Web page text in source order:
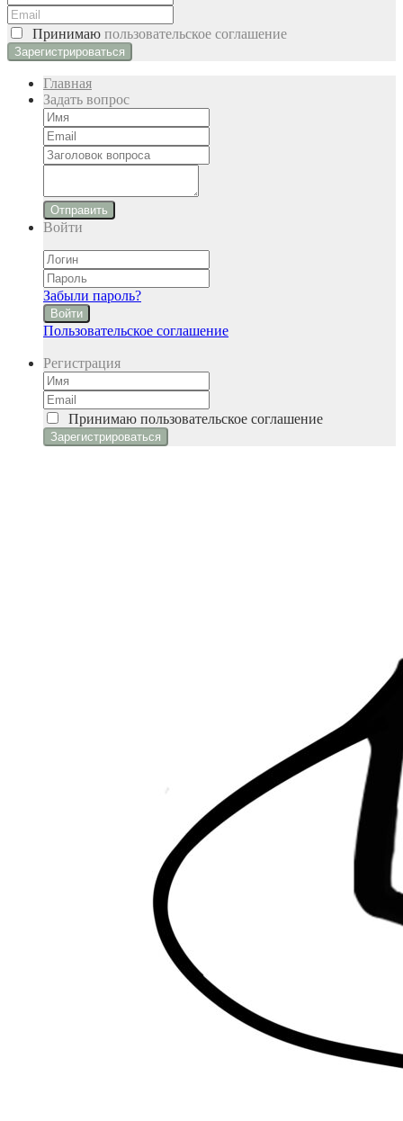
Принимаю пользовательское соглашение
Главная
Задать вопрос
Отправить
Войти
Забыли пароль?
Войти
Пользовательское соглашение
Регистрация
Принимаю пользовательское соглашение